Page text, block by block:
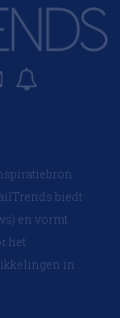
biedt
en vormt
het
in